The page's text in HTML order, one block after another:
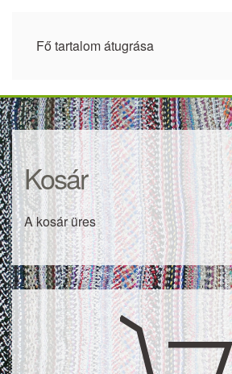
Fő tartalom átugrása
Kosár
A kosár üres